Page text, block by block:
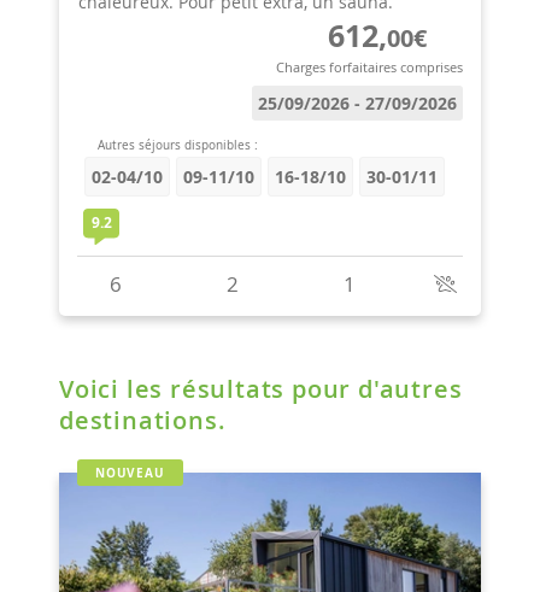
Voici les résultats pour d'autres
destinations.